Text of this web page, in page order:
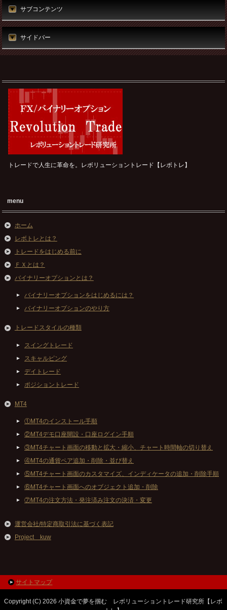
サブコンテンツ
サイドバー
トレードで人生に革命を。レボリューショントレード【レボトレ】
menu
ホーム
レボトレとは？
トレードをはじめる前に
ＦＸとは？
バイナリーオプションとは？
バイナリーオプションをはじめるには？
バイナリーオプションのやり方
トレードスタイルの種類
スイングトレード
スキャルピング
デイトレード
ポジショントレード
MT4
①MT4のインストール手順
②MT4デモ口座開設・口座ログイン手順
③MT4チャート画面の移動と拡大・縮小、チャート時間軸の切り替え
④MT4の通貨ペア追加・削除・並び替え
⑤MT4チャート画面のカスタマイズ、インディケータの追加・削除手順
⑥MT4チャート画面へのオブジェクト追加・削除
⑦MT4の注文方法・発注済み注文の決済・変更
運営会社/特定商取引法に基づく表記
Project kuw
サイトマップ
Copyright (C) 2026 小資金で夢を掴む レボリューショントレード研究所【レボ